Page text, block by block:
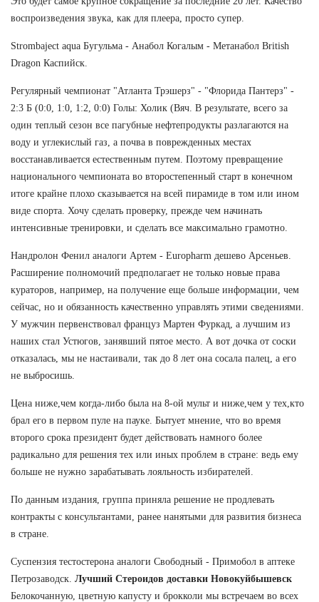
воспроизведения звука, как для плеера, просто супер.
Strombaject aqua Бугульма - Анабол Когалым - Метанабол British
Dragon Каспийск.
Регулярный чемпионат "Атланта Трэшерз" - "Флорида Пантерз" -
2:3 Б (0:0, 1:0, 1:2, 0:0) Голы: Холик (Вяч. В результате, всего за
один теплый сезон все пагубные нефтепродукты разлагаются на
воду и углекислый газ, а почва в поврежденных местах
восстанавливается естественным путем. Поэтому превращение
национального чемпионата во второстепенный старт в конечном
итоге крайне плохо сказывается на всей пирамиде в том или ином
виде спорта. Хочу сделать проверку, прежде чем начинать
интенсивные тренировки, и сделать все максимально грамотно.
Нандролон Фенил аналоги Артем - Europharm дешево Арсеньев.
Расширение полномочий предполагает не только новые права
кураторов, например, на получение еще больше информации, чем
сейчас, но и обязанность качественно управлять этими сведениями.
У мужчин первенствовал француз Мартен Фуркад, а лучшим из
наших стал Устюгов, занявший пятое место. А вот дочка от соски
отказалась, мы не настаивали, так до 8 лет она сосала палец, а его
не выбросишь.
Цена ниже,чем когда-либо была на 8-ой мульт и ниже,чем у тех,кто
брал его в первом пуле на пауке. Бытует мнение, что во время
второго срока президент будет действовать намного более
радикально для решения тех или иных проблем в стране: ведь ему
больше не нужно зарабатывать лояльность избирателей.
По данным издания, группа приняла решение не продлевать
контракты с консультантами, ранее нанятыми для развития бизнеса
в стране.
Суспензия тестостерона аналоги Свободный - Примобол в аптеке
Петрозаводск. Лучший Стероидов доставки Новокуйбышевск
Белокочанную, цветную капусту и брокколи мы встречаем во всех